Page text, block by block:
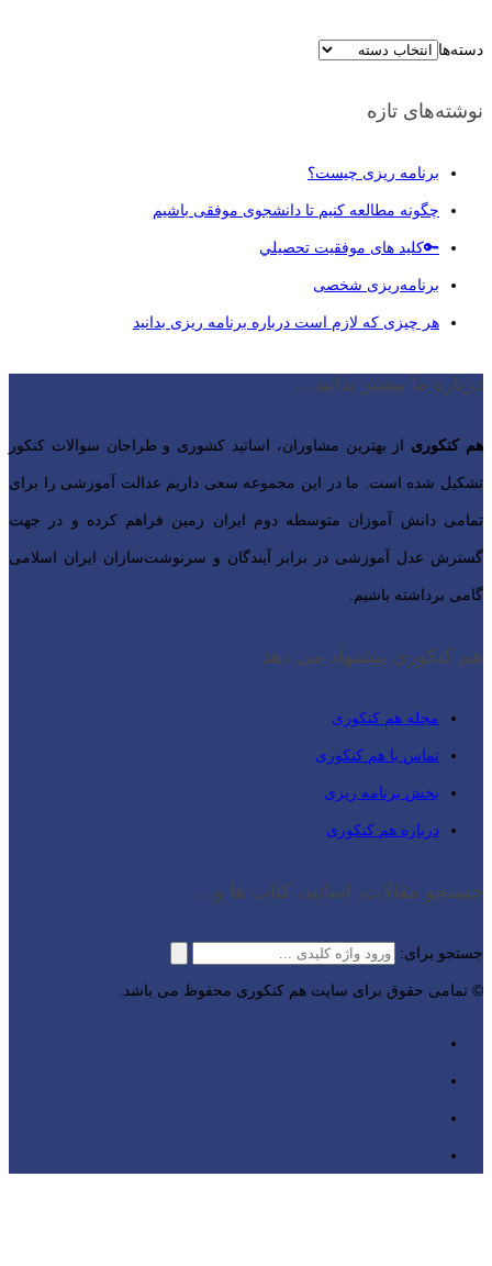
دسته‌ها
نوشته‌های تازه
برنامه ریزی چیست؟
چگونه مطالعه کنیم تا دانشجوی موفقی باشیم
🔑کلید های موفقيت تحصيلي
برنامه‌ریزی شخصی
هر چیزی که لازم است درباره برنامه ریزی بدانید
درباره ما بیشتر بدانید…
هم کنکوری از بهترین مشاوران، اساتید کشوری و طراحان سوالات کنکور
تشکیل شده است. ما در این مجموعه سعی داریم عدالت آموزشی را برای
تمامی دانش آموزان متوسطه دوم ایران زمین فراهم کرده و در جهت
گسترش عدل آموزشی در برابر آیندگان و سرنوشت‌سازان ایران اسلامی‌
گامی برداشته باشیم.
هم کنکوری پیشنهاد می دهد
مجله هم کنکوری
تماس با هم کنکوری
بخش برنامه ریزی
درباره هم کنکوری
جستجو مقالات، اساتید، کتاب ها و…
جستجو برای:
© تمامی حقوق برای سایت هم کنکوری محفوظ می باشد.